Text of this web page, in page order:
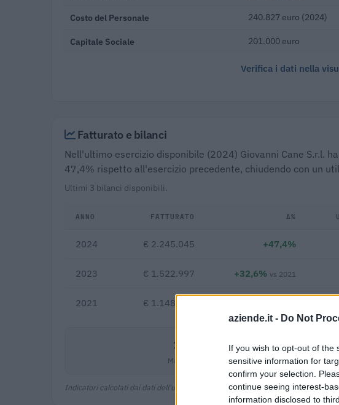
aziende.it - Do Not
If you wish to opt-out of the
sensitive information for
confirm your selection.
continue seeing interest-
information disclosed to
Costo del Personale 240.827 euro (2024)
Capitale Sociale 201.000 euro
Verifica i dati nella
Fatturato e bilanci
Nell'ultimo esercizio disponibile (2024) Giovanni Cane S.r.l.
47,4% rispetto all'esercizio precedente, chiudendo con un
Ultimi 3 bilanci disponibili.
ANNO FATTURATO Δ%
2024 € 2.245.045 +47,4%
2023 € 1.522.997 +32,6% vs 2021
2021 € 1.148.757
16,9%
Margine netto
Indicatori calcolati dai dati dell'ultimo bilancio disponibile.